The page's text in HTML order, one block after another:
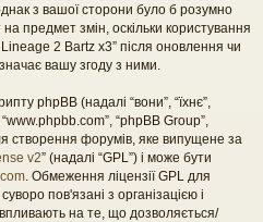
з вашої сторони було б розумно
предмет змін, оскільки користування
2 Bartz x3” після оновлення чи
вашу згоду з ними.
phpBB (надалі “вони”, “їхнє”,
“phpBB Group”,
створення форумів, яке випущене за
v2” (надалі “GPL”) і може бути
. Обмеження ліцензії GPL для
пов'язані з організацією і
впливають на те, що дозволяється/